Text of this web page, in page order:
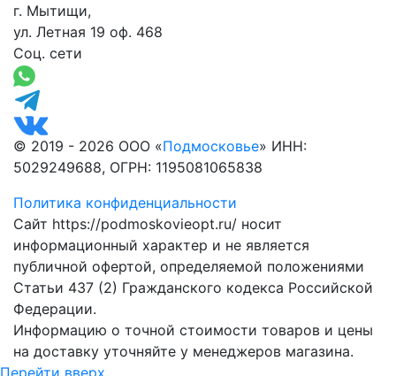
г. Мытищи,
ул. Летная 19 оф. 468
Соц. сети
© 2019 - 2026 ООО «Подмосковье» ИНН:
5029249688, ОГРН: 1195081065838
Политика конфиденциальности
Сайт https://podmoskovieopt.ru/ носит
информационный характер и не является
публичной офертой, определяемой положениями
Статьи 437 (2) Гражданского кодекса Российской
Федерации.
Информацию о точной стоимости товаров и цены
на доставку уточняйте у менеджеров магазина.
Перейти вверх